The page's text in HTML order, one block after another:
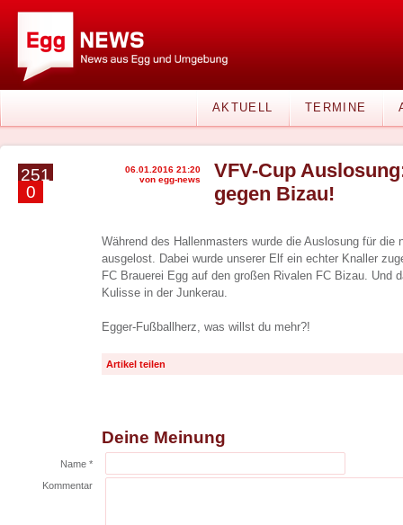
AKTUELL TERMINE
251
0
06.01.2016 21:20
von egg-news
VFV-Cup
gegen Bizau!
Während des Hallenmasters wurde die Auslosung für die
ausgelost. Dabei wurde unserer Elf ein echter Knaller
FC Brauerei Egg auf den großen Rivalen FC Bizau. Und
Kulisse in der Junkerau.
Egger-Fußballherz, was willst du mehr?!
Artikel teilen
Deine Meinung
Name *
Kommentar